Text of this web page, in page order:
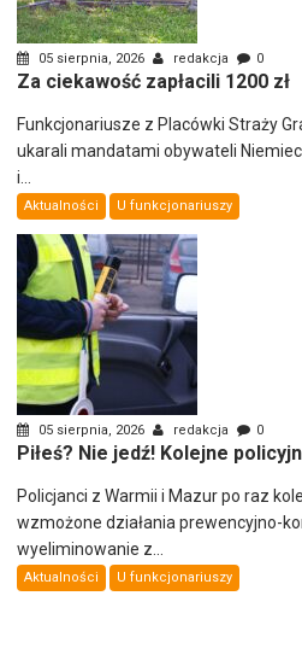
05 sierpnia, 2026 redakcja 0
Za ciekawość zapłacili 1200 zł
Funkcjonariusze z Placówki Straży
ukarali mandatami obywateli
i...
Aktualności U funkcjonariuszy
05 sierpnia, 2026 redakcja 0
Piłeś? Nie jedź! Kolejne
Policjanci z Warmii i Mazur po raz
wzmożone działania prewencyjno-
wyeliminowanie z...
Aktualności U funkcjonariuszy